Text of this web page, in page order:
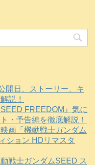
開日、ストーリー、キ
説！
FREEDOM』気に
・予告編を徹底解説！
画「機動戦士ガンダム
ション HDリマスタ
戦士ガンダムSEED ス